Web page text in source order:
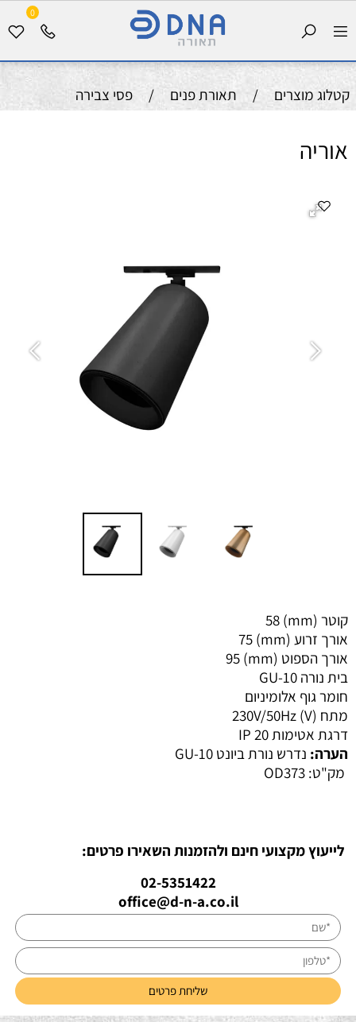
0
קטלוג מוצרים / תאורת פנים / פסי צבירה
אוריה
קוטר (mm)
58
אורך זרוע (mm)
75
אורך הספוט (mm)
95
בית נורה GU-10
חומר גוף אלומיניום
מתח (V)
230V/50Hz
דרגת אטימות IP20
הערה: נדרש נורת ביונט GU-10
מק"ט: OD373
לייעוץ מקצועי חינם ולהזמנות השאירו פרטים:
02-5351422
office@d-n-a.co.il